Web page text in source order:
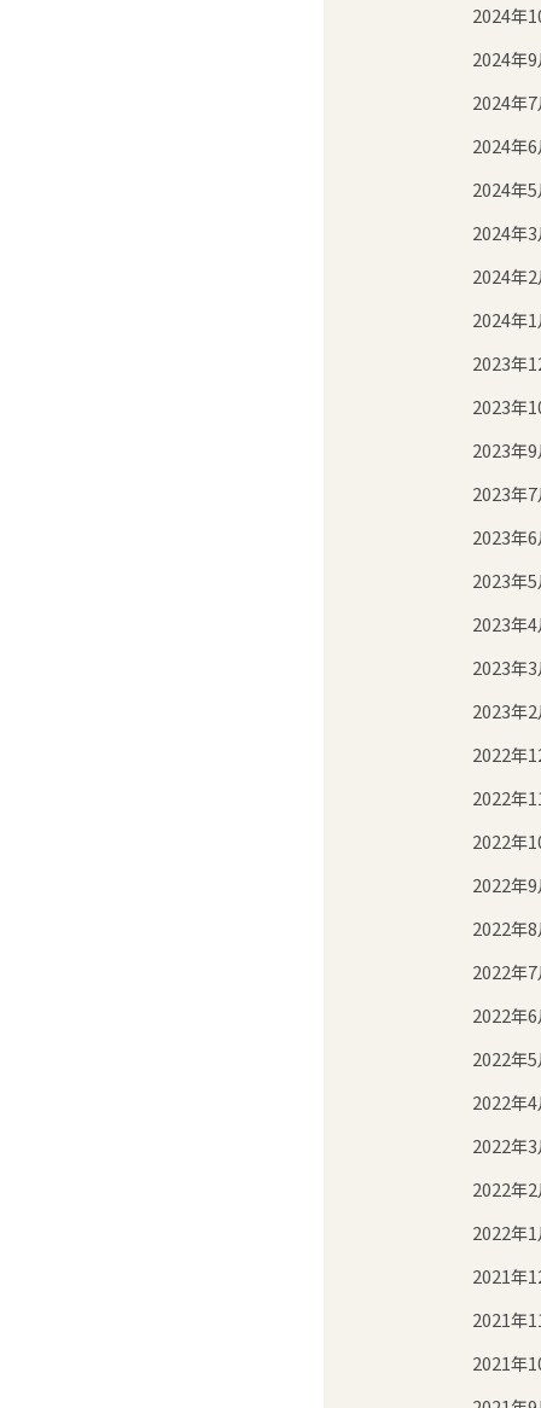
2024年
2024年
2024年
2024年
2024年
2024年
2024年
2024年
2023年
2023年
2023年
2023年
2023年
2023年
2023年
2023年
2023年
2022年
2022年
2022年
2022年
2022年
2022年
2022年
2022年
2022年
2022年
2022年
2022年
2021年
2021年
2021年